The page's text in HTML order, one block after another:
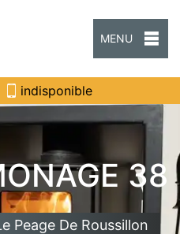
MENU
indisponible
38
Peage De Roussillon